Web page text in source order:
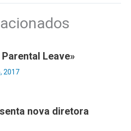
Leave»
2017
nova diretora